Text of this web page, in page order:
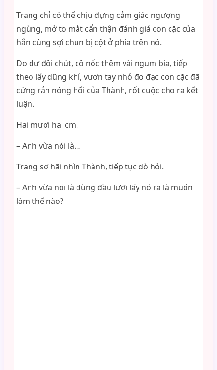
Trang chỉ có thể chịu đựng cảm giác ngượng
ngùng, mở to mắt cẩn thận đánh giá con cặc của
hắn cùng sợi chun bị cột ở phía trên nó.
Do dự đôi chút, cô nốc thêm vài ngụm bia, tiếp
theo lấy dũng khí, vươn tay nhỏ đo đạc con cặc đã
cứng rắn nóng hổi của Thành, rốt cuộc cho ra kết
luận.
Hai mươi hai cm.
– Anh vừa nói là…
Trang sợ hãi nhìn Thành, tiếp tục dò hỏi.
– Anh vừa nói là dùng đầu lưỡi lấy nó ra là muốn
làm thế nào?